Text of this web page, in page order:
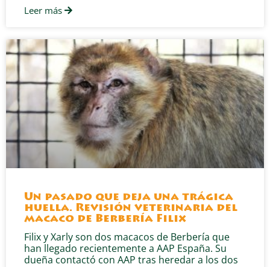
Leer más
Un pasado que deja una trágica
huella. Revisión veterinaria del
macaco de Berbería Filix
Filix y Xarly son dos macacos de Berbería que
han llegado recientemente a AAP España. Su
dueña contactó con AAP tras heredar a los dos